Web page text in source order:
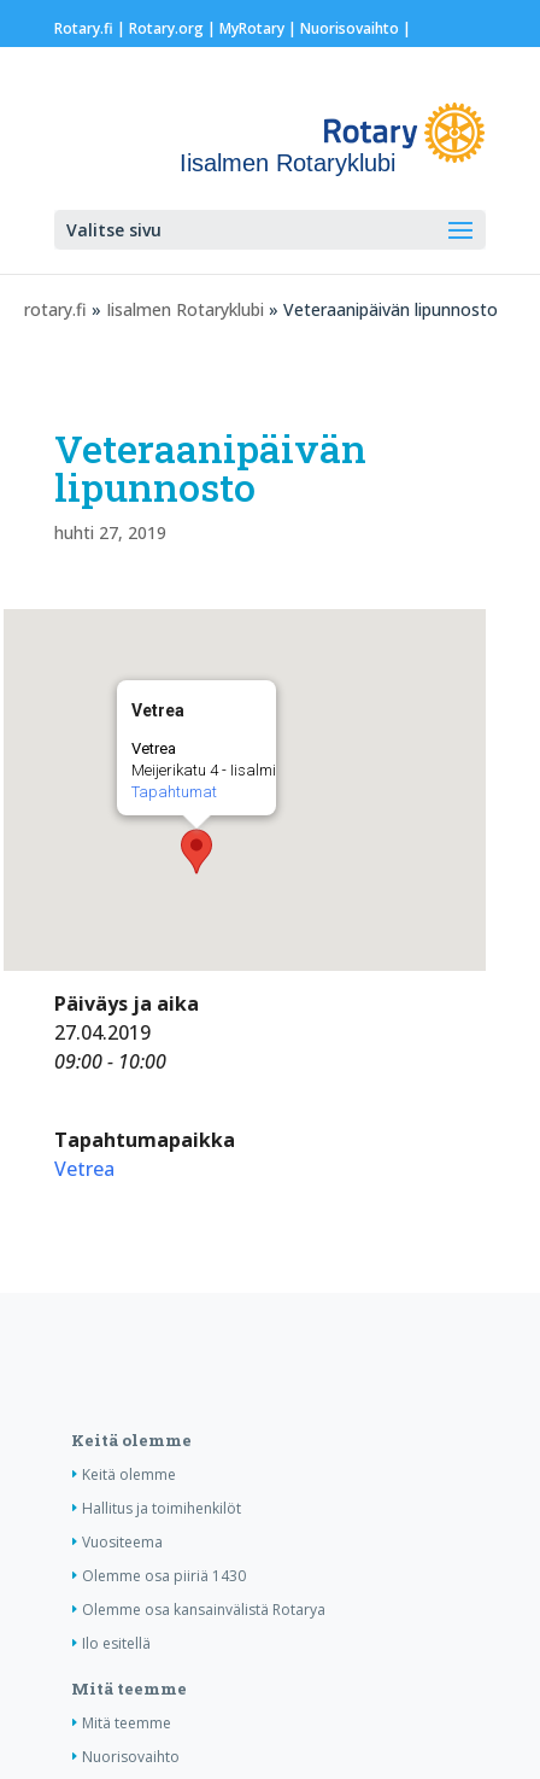
Rotary.fi | Rotary.org| MyRotary | Nuorisovaihto |
Iisalmen Rotaryklubi
Valitse sivu
rotary.fi » Iisalmen Rotaryklubi » Veteraanipäivän lipunnosto
Veteraanipäivän
lipunnosto
huhti 27, 2019
Vetrea
Vetrea
Meijerikatu 4 - Iisalmi
Tapahtumat
Päiväys ja aika
27.04.2019
09:00 - 10:00
Tapahtumapaikka
Vetrea
Keitä olemme
Keitä olemme
Hallitus ja toimihenkilöt
Vuositeema
Olemme osa piiriä 1430
Olemme osa kansainvälistä Rotarya
Ilo esitellä
Mitä teemme
Mitä teemme
Nuorisovaihto